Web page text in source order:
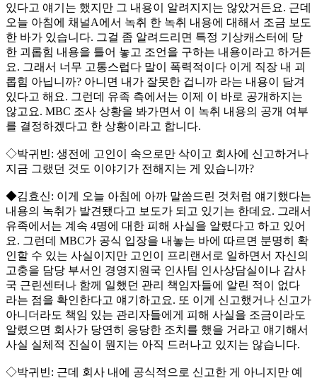
있다고 얘기는 했지만 그 내용이 알려지지는 않았거든요. 근데
오늘 아침에 채널A에서 녹취 한 녹취 내용에 대해서 조금 보도
한 바가 있습니다. 그걸 좀 알려드리면 특정 기상캐스터에 당
한 괴롭힘 내용을 틀어 놓고 조언을 구하는 내용이라고 하거든
요. 그래서 너무 고통스럽다 말이 폭력적이다 이게 직장 내 괴
롭힘 아닙니까? 아니면 내가 잘못한 겁니까 라는 내용이 담겨
있다고 해요. 그런데 유족 측에서는 이제 이 바로 공개하지는
않고요. MBC 조사 상황을 봐가면서 이 녹취 내용의 공개 여부
를 결정하겠다고 한 상황이라고 합니다.
◇박귀빈: 생전에 고인이 속으로만 삭이고 회사에 신고하거나
지금 그랬던 것도 이야기가 전해지는 게 있습니까?
◆김효신: 이게 오늘 아침에 아까 말씀드린 것처럼 얘기했다는
내용의 녹취가 발견됐다고 보도가 되고 있기는 한데요. 그래서
유족에서는 계속 4명에 대한 피해 사실을 알렸다고 하고 있어
요. 그런데 MBC가 공식 입장을 내놓는 바에 따르면 분명히 확
인할 수 있는 사실이지만 고인이 프리랜서로 일하면서 자신의
고충을 담당 부서인 경영지원국 인사팀 인사상담실이나 감사
국 근린센터나 함께 일했던 관리 책임자들에 알린 적이 없다
라는 점을 확인한다고 얘기하고요. 또 이게 신고했거나 신고가
아니더라도 책임 있는 관리자들에게 피해 사실을 조금이라도
알렸으면 회사가 당연히 응당한 조치를 했을 거라고 얘기해서
사실 실체적 진실이 뭔지는 아직 드러나고 있지는 않습니다.
◇박귀빈: 근데 회사 내에 공식적으로 신고한 게 아니지만 예